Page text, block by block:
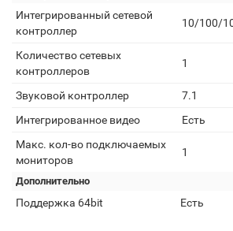
Интегрированный сетевой
контроллер
10/100/
Количество сетевых
контроллеров
1
Звуковой контроллер
7.1
Интегрированное видео
Есть
Макс. кол-во подключаемых
мониторов
1
Дополнительно
Поддержка 64bit Есть